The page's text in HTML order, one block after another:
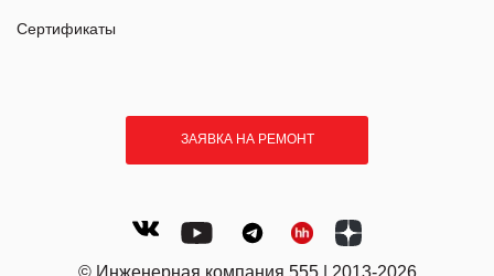
Сертификаты
ЗАЯВКА НА РЕМОНТ
© Инженерная компания 555 | 2013-2026